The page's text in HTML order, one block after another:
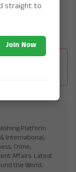
Platform
International,
Crime,
Affairs. Latest
the World.
straight to
Join Now